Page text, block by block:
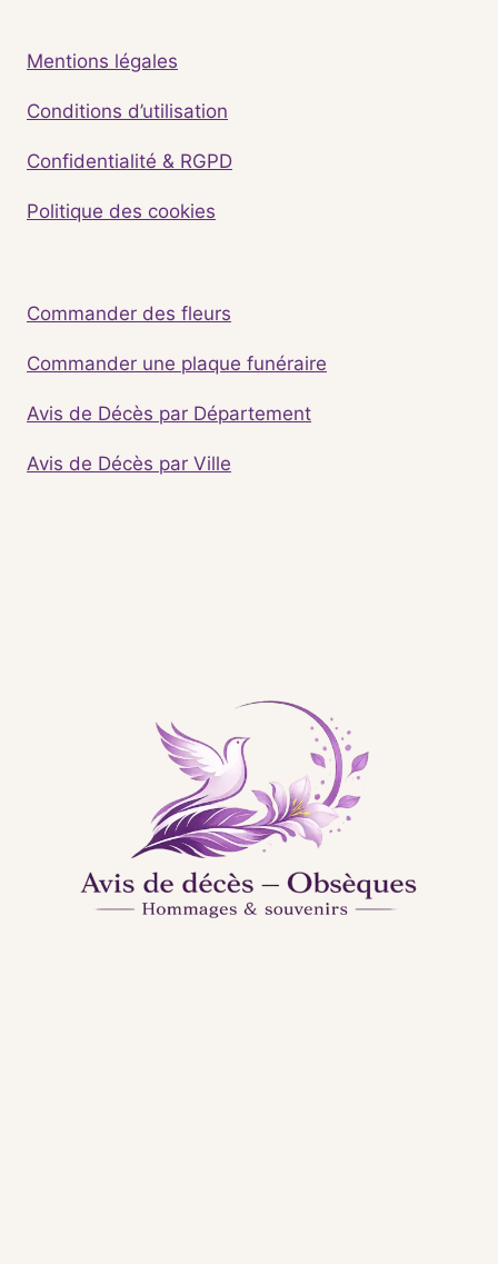
Mentions légales
Conditions d’utilisation
Confidentialité & RGPD
Politique des cookies
Commander des fleurs
Commander une plaque funéraire
Avis de Décès par Département
Avis de Décès par Ville